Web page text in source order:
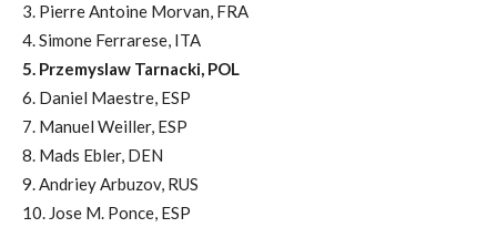
3. Pierre Antoine Morvan, FRA
4. Simone Ferrarese, ITA
5. Przemyslaw Tarnacki, POL
6. Daniel Maestre, ESP
7. Manuel Weiller, ESP
8. Mads Ebler, DEN
9. Andriey Arbuzov, RUS
10. Jose M. Ponce, ESP